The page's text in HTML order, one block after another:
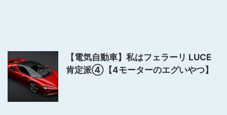
【電気自動車】私はフェラーリ LUCE
肯定派④【4モーターのエグいやつ】